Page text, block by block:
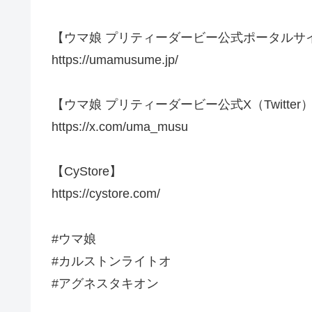
【ウマ娘 プリティーダービー公式ポータルサ
https://umamusume.jp/
【ウマ娘 プリティーダービー公式X（Twitter）
https://x.com/uma_musu
【CyStore】
https://cystore.com/
#ウマ娘
#カルストンライトオ
#アグネスタキオン